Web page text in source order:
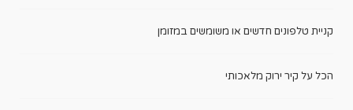
קניית טלפונים חדשים או משומשים במזומן
הכל על קיר ירוק מלאכותי